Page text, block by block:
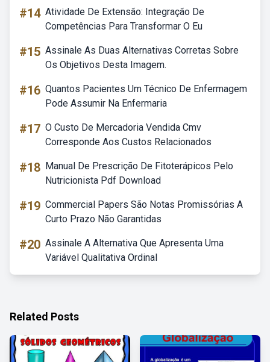
#14 Atividade De Extensão: Integração De
Competências Para Transformar O Eu
#15 Assinale As Duas Alternativas Corretas Sobre
Os Objetivos Desta Imagem.
#16 Quantos Pacientes Um Técnico De Enfermagem
Pode Assumir Na Enfermaria
#17 O Custo De Mercadoria Vendida Cmv
Corresponde Aos Custos Relacionados
#18 Manual De Prescrição De Fitoterápicos Pelo
Nutricionista Pdf Download
#19 Commercial Papers São Notas Promissórias A
Curto Prazo Não Garantidas
#20 Assinale A Alternativa Que Apresenta Uma
Variável Qualitativa Ordinal
Related Posts